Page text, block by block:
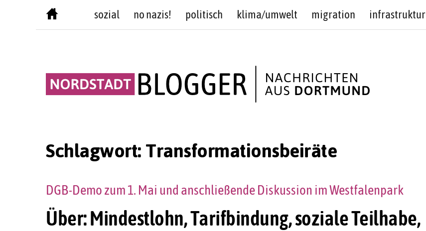
sozial no nazis! politisch klima/umwelt migration infrastruktur
Schlagwort: Transformationsbeiräte
Über: Mindestlohn, Tarifbindung, soziale Teilhabe,
DGB-Demo zum 1. Mai und anschließende Diskussion im Westfalenpark